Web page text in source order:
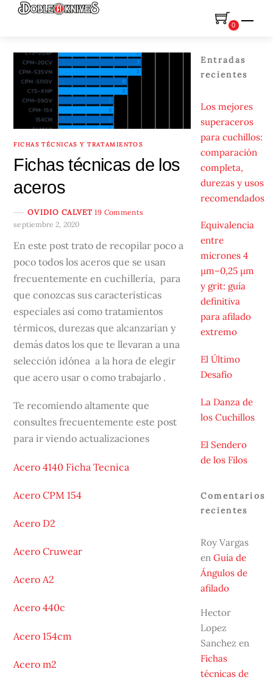
Skip
0
FICHAS TÉCNICAS Y TRATAMIENTOS
Fichas técnicas de los
aceros
OVIDIO CALVET 19 Comments
septiembre 2, 2020
En este post trato de recopilar poco a
poco todos los aceros que se usan
frecuentemente en cuchillería, para
que conozcas sus características
especiales así como tratamientos
térmicos, durezas que alcanzarían y
demás datos los que te llevaran a una
selección idónea a la hora de elegir
que acero usar o como trabajarlo .
Te recomiendo altamente que
consultes frecuentemente este post
para ir viendo actualizaciones
Acero 4140 Ficha Tecnica
Acero CPM 154
Acero D2
Acero Cruwear
Acero A2
Acero 440c
Acero 154cm
Acero m2
Entradas
recientes
Los mejores
superaceros
para cuchillos:
comparación
completa,
durezas y usos
recomendados
Equivalencia
entre
micrones 4
µm–0,25 µm
y grit: guía
definitiva
para afilado
extremo
El Último
Desafío
La Danza de
los Cuchillos
El Sendero
de los Filos
Comentarios
recientes
Roy Vargas
en Guia de
Ángulos de
afilado
Hector
Lopez
Sanchez en
Fichas
técnicas de